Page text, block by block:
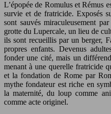
L’épopée de Romulus et Rémus
survie et de fratricide. Exposés
sont sauvés miraculeusement
grotte du Lupercale, un lieu de
ils sont recueillis par un berger,
propres enfants. Devenus
fonder une cité, mais un
menant à une querelle fratricide
et la fondation de Rome par
mythe fondateur est riche en
la maternité, du loup comme
comme acte originel.